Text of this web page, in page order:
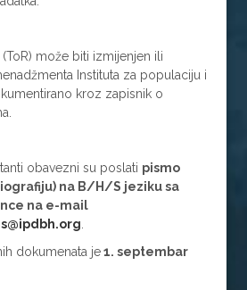
može biti izmijenjen ili
Instituta za populaciju i
kroz zapisnik o
obavezni su poslati pismo
na B/H/S jeziku sa
na e-mail
dokumenata je1. septembar